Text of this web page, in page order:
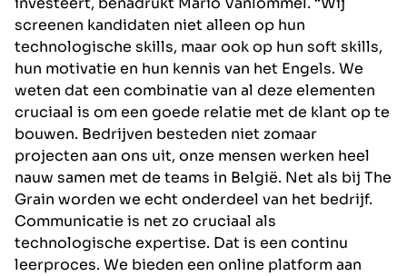
screenen kandidaten niet alleen op hun
technologische skills, maar ook op hun soft skills,
hun motivatie en hun kennis van het Engels. We
weten dat een combinatie van al deze elementen
cruciaal is om een goede relatie met de klant op te
bouwen. Bedrijven besteden niet zomaar
projecten aan ons uit, onze mensen werken heel
nauw samen met de teams in België. Net als bij The
Grain worden we echt onderdeel van het bedrijf.
Communicatie is net zo cruciaal als
technologische expertise. Dat is een continu
leerproces. We bieden een online platform aan